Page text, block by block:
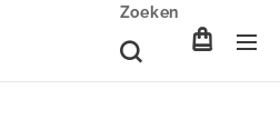
Zoeken